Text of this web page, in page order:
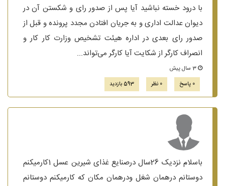
با درود خسته نباشید آیا پس از صدور رای و شکستن آن در
دیوان عدالت اداری و به جریان افتادن مجدد پرونده و قبل از
صدور رای بعدی در اداره هیئت تشخیص وزارت کار کار و
انصراف کارگر از شکایت آیا کارگر می‌تواند...
0 پاسخ
0 نظر 593 بازدید
باسلام نزدیک 26سال درصنایع غذای شیرین عسل 1کارمیکنم
دوستانم درهمان شغل ودرهمان مکان که کارمیکنم دوستانم